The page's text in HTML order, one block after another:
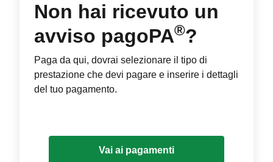
Non hai ricevuto un
avviso pagoPA®?
Paga da qui, dovrai selezionare il tipo di
prestazione che devi pagare e inserire i dettagli
del tuo pagamento.
Vai ai pagamenti